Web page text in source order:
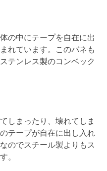
の中にテープを自在に出
れています。このバネも
テンレス製のコンベック
しまったり、壊れてしま
テープが自在に出し入れ
のでスチール製よりもス
。